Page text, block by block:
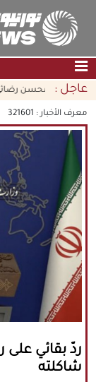
الصفحة الرئيسية|
عناوين الأخبار
الثقافة والمجتمع
اقتصاد
سياسة
الوسائط
| فارسي
|
עברית |
كافة الحقوق
يُرجى ذكر
عاجل :
تعيين محسن رضائي
معرف الأخبار : 321601
ردّ بقائي على
شاكلته